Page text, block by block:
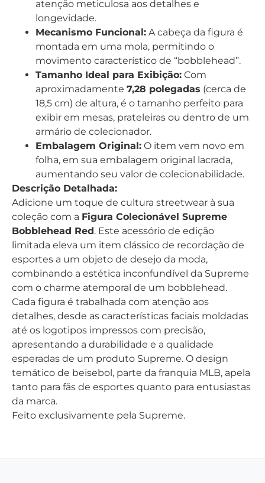
atenção meticulosa aos detalhes e
longevidade.
Mecanismo Funcional: A cabeça da figura é
montada em uma mola, permitindo o
movimento característico de “bobblehead”.
Tamanho Ideal para Exibição: Com
aproximadamente 7,28 polegadas (cerca de
18,5 cm) de altura, é o tamanho perfeito para
exibir em mesas, prateleiras ou dentro de um
armário de colecionador.
Embalagem Original: O item vem novo em
folha, em sua embalagem original lacrada,
aumentando seu valor de colecionabilidade.
Descrição Detalhada:
Adicione um toque de cultura streetwear à sua
coleção com a Figura Colecionável Supreme
Bobblehead Red. Este acessório de edição
limitada eleva um item clássico de recordação de
esportes a um objeto de desejo da moda,
combinando a estética inconfundível da Supreme
com o charme atemporal de um bobblehead.
Cada figura é trabalhada com atenção aos
detalhes, desde as características faciais moldadas
até os logotipos impressos com precisão,
apresentando a durabilidade e a qualidade
esperadas de um produto Supreme. O design
temático de beisebol, parte da franquia MLB, apela
tanto para fãs de esportes quanto para entusiastas
da marca.
Feito exclusivamente pela Supreme.